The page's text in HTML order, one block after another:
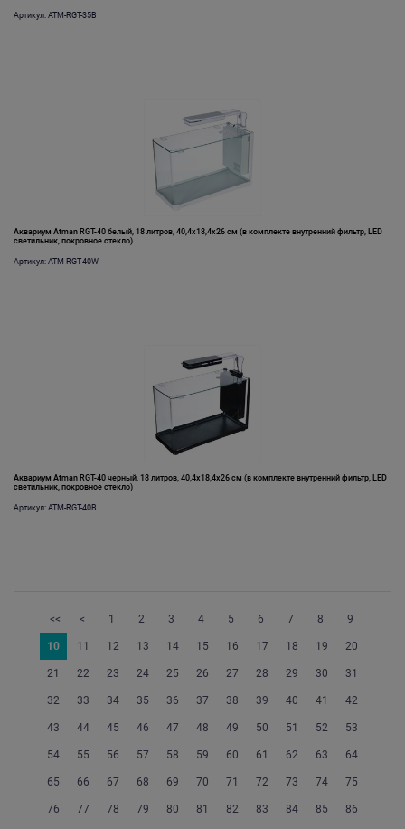
Артикул: ATM-RGT-35B
Аквариум Atman RGT-40 белый, 18 литров, 40,4х18,4х26 см (в комплекте внутренний фильтр, LED
светильник, покровное стекло)
Артикул: ATM-RGT-40W
Аквариум Atman RGT-40 черный, 18 литров, 40,4х18,4х26 см (в комплекте внутренний фильтр, LED
светильник, покровное стекло)
Артикул: ATM-RGT-40B
<< < 1 2 3 4 5 6 7 8 9
10 11 12 13 14 15 16 17 18 19 20
21 22 23 24 25 26 27 28 29 30 31
32 33 34 35 36 37 38 39 40 41 42
43 44 45 46 47 48 49 50 51 52 53
54 55 56 57 58 59 60 61 62 63 64
65 66 67 68 69 70 71 72 73 74 75
76 77 78 79 80 81 82 83 84 85 86